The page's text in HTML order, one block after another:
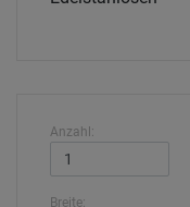
Anzahl:
Breite: